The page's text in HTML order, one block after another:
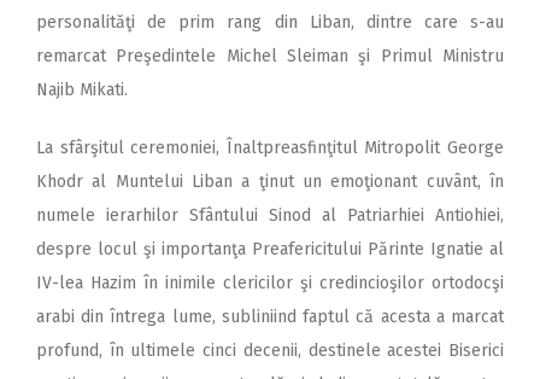
personalităţi de prim rang din Liban, dintre care s-au
remarcat Preşedintele Michel Sleiman şi Primul Ministru
Najib Mikati.
La sfârşitul ceremoniei, Înaltpreasfinţitul Mitropolit George
Khodr al Muntelui Liban a ţinut un emoţionant cuvânt, în
numele ierarhilor Sfântului Sinod al Patriarhiei Antiohiei,
despre locul şi importanţa Preafericitului Părinte Ignatie al
IV-lea Hazim în inimile clericilor şi credincioşilor ortodocşi
arabi din întrega lume, subliniind faptul că acesta a marcat
profund, în ultimele cinci decenii, destinele acestei Biserici